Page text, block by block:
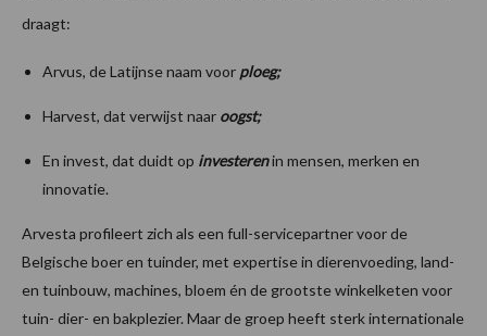
draagt:
Arvus, de Latijnse naam voor ploeg;
Harvest, dat verwijst naar oogst;
En invest, dat duidt op investerenin mensen, merken en
innovatie.
Arvesta profileert zich als een full-servicepartner voor de
Belgische boer en tuinder, met expertise in dierenvoeding, land-
en tuinbouw, machines, bloem én de grootste winkelketen voor
tuin- dier- en bakplezier. Maar de groep heeft sterk internationale